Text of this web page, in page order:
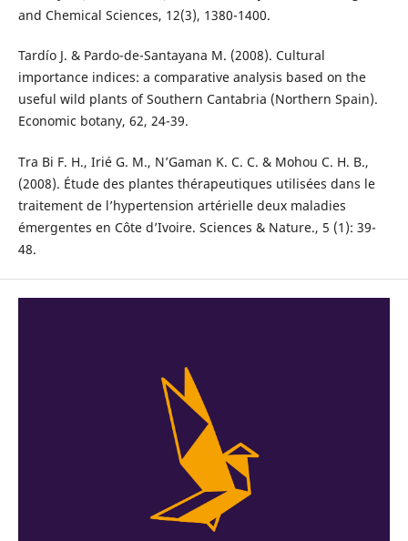
and Chemical Sciences, 12(3), 1380-1400.
Tardío J. & Pardo-de-Santayana M. (2008). Cultural
importance indices: a comparative analysis based on the
useful wild plants of Southern Cantabria (Northern Spain).
Economic botany, 62, 24-39.
Tra Bi F. H., Irié G. M., N’Gaman K. C. C. & Mohou C. H. B.,
(2008). Étude des plantes thérapeutiques utilisées dans le
traitement de l’hypertension artérielle deux maladies
émergentes en Côte d’Ivoire. Sciences & Nature., 5 (1): 39-
48.